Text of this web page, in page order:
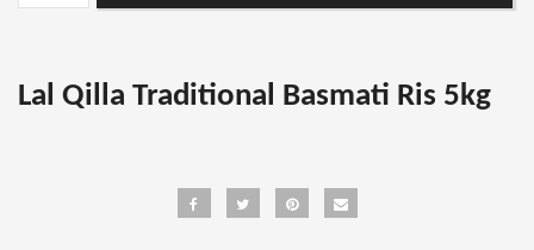
Lal Qilla Traditional Basmati Ris 5kg